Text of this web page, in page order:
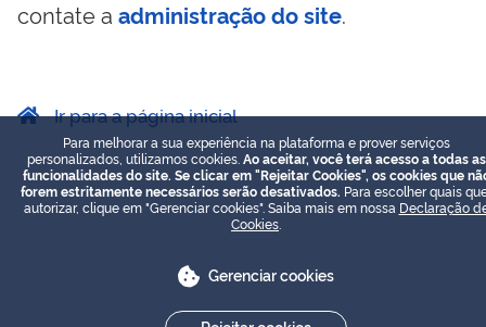
contate a administração do site.
Ir para a página inicial
Para melhorar a sua experiência na plataforma e prover serviços
personalizados, utilizamos cookies. Ao aceitar, você terá acesso a todas as
funcionalidades do site. Se clicar em "Rejeitar Cookies", os cookies que
forem estritamente necessários serão desativados. Para escolher quais
autorizar, clique em "Gerenciar cookies". Saiba mais em nossa Declaração
Cookies
Gerenciar cookies